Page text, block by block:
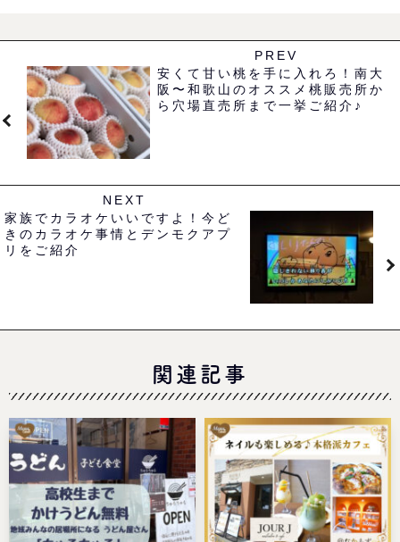
NEXT
家族でカラオケいいですよ！今ど
きのカラオケ事情とデンモクアプ
リをご紹介
PREV
安くて甘い桃を手に入れろ！南大
阪〜和歌山のオススメ桃販売所か
ら穴場直売所まで一挙ご紹介♪
関連記事